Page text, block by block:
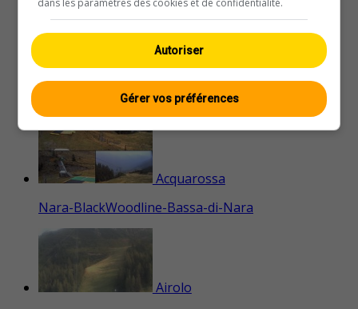
Capriasca
Acquarossa
Nara-BlackWoodline-Bassa-di-Nara
Airolo
Autoriser
Gérer vos préférences